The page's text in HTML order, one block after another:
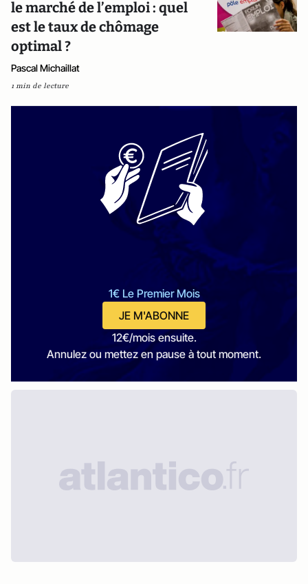
le marché de l’emploi : quel
est le taux de chômage
optimal ?
Pascal Michaillat
1 min de lecture
1€ Le Premier Mois
JE M'ABONNE
12€/mois ensuite.
Annulez ou mettez en pause à tout moment.